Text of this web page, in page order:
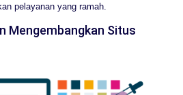
pelayanan yang ramah.
Mengembangkan Situs